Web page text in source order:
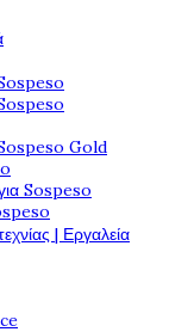
Gold
Sospeso
| Εργαλεία